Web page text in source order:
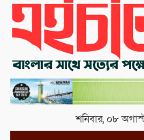
শনিবার, ০৮